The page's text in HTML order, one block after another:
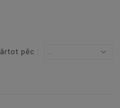
pēc : ...